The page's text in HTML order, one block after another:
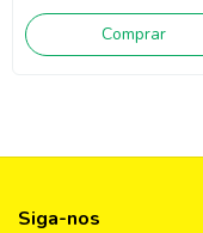
Comprar
Siga-nos